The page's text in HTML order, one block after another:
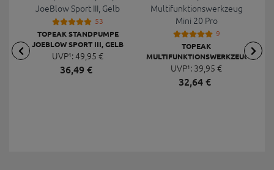
53
TOPEAK STANDPUMPE
JOEBLOW SPORT III, GELB
UVP¹:49,95 €
36,49€
9
TOPEAK
MULTIFUNKTIONSWERKZEUG
MINI 20 PRO
UVP¹: 39,95 €
32,64€